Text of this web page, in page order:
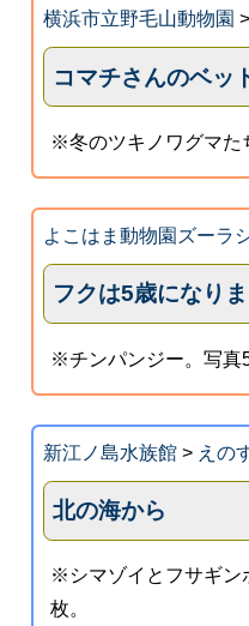
横浜市立野毛山動物園 >
コマチさんのベッ
※冬のツキノワグマた
よこはま動物園ズーラ
フクは5歳になりま
※チンパンジー。写真5
新江ノ島水族館> えの
北の海から
※シマゾイとフサギン
枚。